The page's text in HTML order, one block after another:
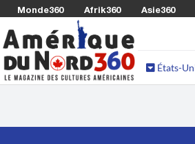
Monde360 Afrik360 Asie360
États-